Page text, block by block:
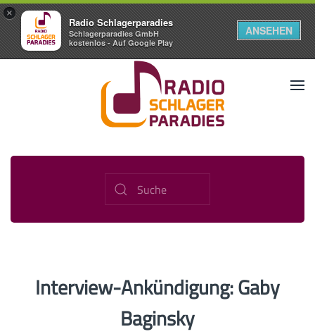
×
Radio Schlagerparadies
Schlagerparadies GmbH
kostenlos - Auf Google Play
ANSEHEN
Interview-Ankündigung: Gaby
Baginsky